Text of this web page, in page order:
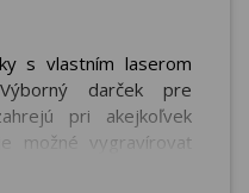
s vlastním laserom
darček pre
pri akejkoľvek
možné vygravírovať